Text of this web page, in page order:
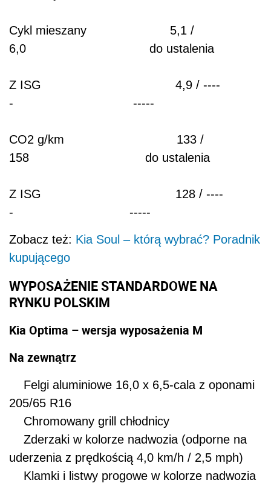
Cykl mieszany 5,1 /
6,0 do ustalenia
Z ISG 4,9 / ----
- -----
CO2 g/km 133 /
158 do ustalenia
Z ISG 128 / ----
- -----
Zobacz też: Kia Soul – którą wybrać? Poradnik
kupującego
WYPOSAŻENIE STANDARDOWE NA
RYNKU POLSKIM
Kia Optima – wersja wyposażenia M
Na zewnątrz
Felgi aluminiowe 16,0 x 6,5-cala z oponami
205/65 R16
Chromowany grill chłodnicy
Zderzaki w kolorze nadwozia (odporne na
uderzenia z prędkością 4,0 km/h / 2,5 mph)
Klamki i listwy progowe w kolorze nadwozia